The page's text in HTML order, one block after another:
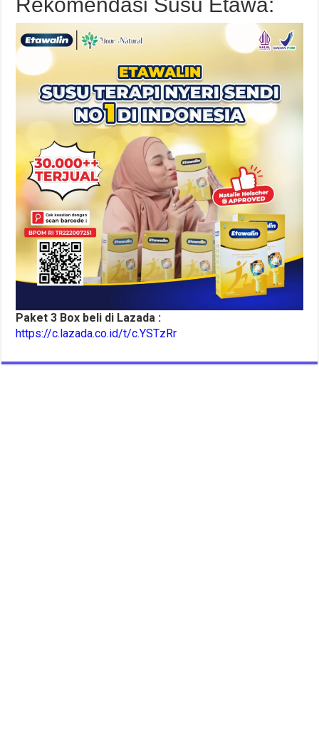
Paket 3 Box beli di Lazada :
https://c.lazada.co.id/t/c.YSTzRr